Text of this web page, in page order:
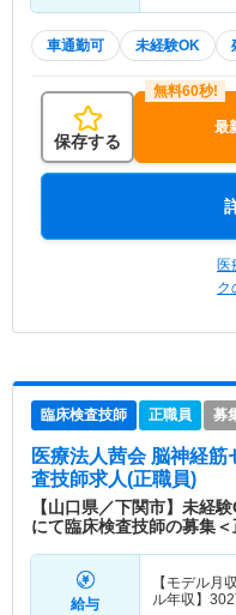
車通勤可 未経験OK
保存する
最
医
ク
臨床検査技師 正職員 募
医療法人茜会 脳神経
査技師求人(正職員)
【山口県／下関市】未経
にて臨床検査技師の募集＜
給与
【モデル月収
ル年収】 302